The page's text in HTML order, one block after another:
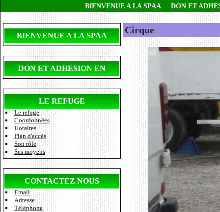
BIENVENUE A LA SPAA DON ET
BIENVENUE A LA SPAA
DON ET ADHESION EN
LIGNE
LE REFUGE
Le refuge
Coordonnées
Horaires
Plan d'accès
Son rôle
Ses moyens
CONTACTEZ NOUS
Email
Adresse
Téléphone
Cirque